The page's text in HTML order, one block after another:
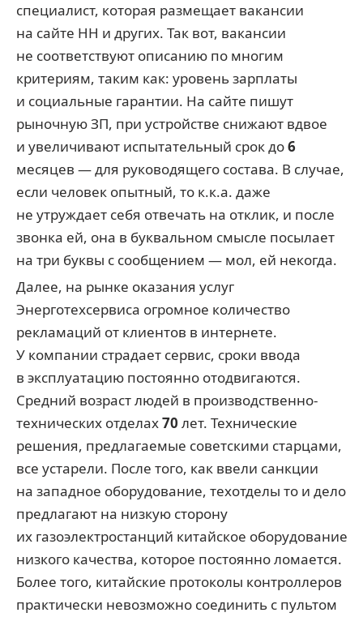
специалист, которая размещает вакансии
на сайте HH и других. Так вот, вакансии
не соответствуют описанию по многим
критериям, таким как: уровень зарплаты
и социальные гарантии. На сайте пишут
рыночную ЗП, при устройстве снижают вдвое
и увеличивают испытательный срок до6
месяцев — для руководящего состава. В случае,
если человек опытный, то к.к.а. даже
не утруждает себя отвечать на отклик, и после
звонка ей, она в буквальном смысле посылает
на три буквы с сообщением — мол, ей некогда.
Далее, на рынке оказания услуг
Энерготехсервиса огромное количество
рекламаций от клиентов в интернете.
У компании страдает сервис, сроки ввода
в эксплуатацию постоянно отодвигаются.
Средний возраст людей в производственно-
технических отделах70 лет. Технические
решения, предлагаемые советскими старцами,
все устарели. После того, как ввели санкции
на западное оборудование, техотделы то и дело
предлагают на низкую сторону
их газоэлектростанций китайское оборудование
низкого качества, которое постоянно ломается.
Более того, китайские протоколы контроллеров
практически невозможно соединить с пультом